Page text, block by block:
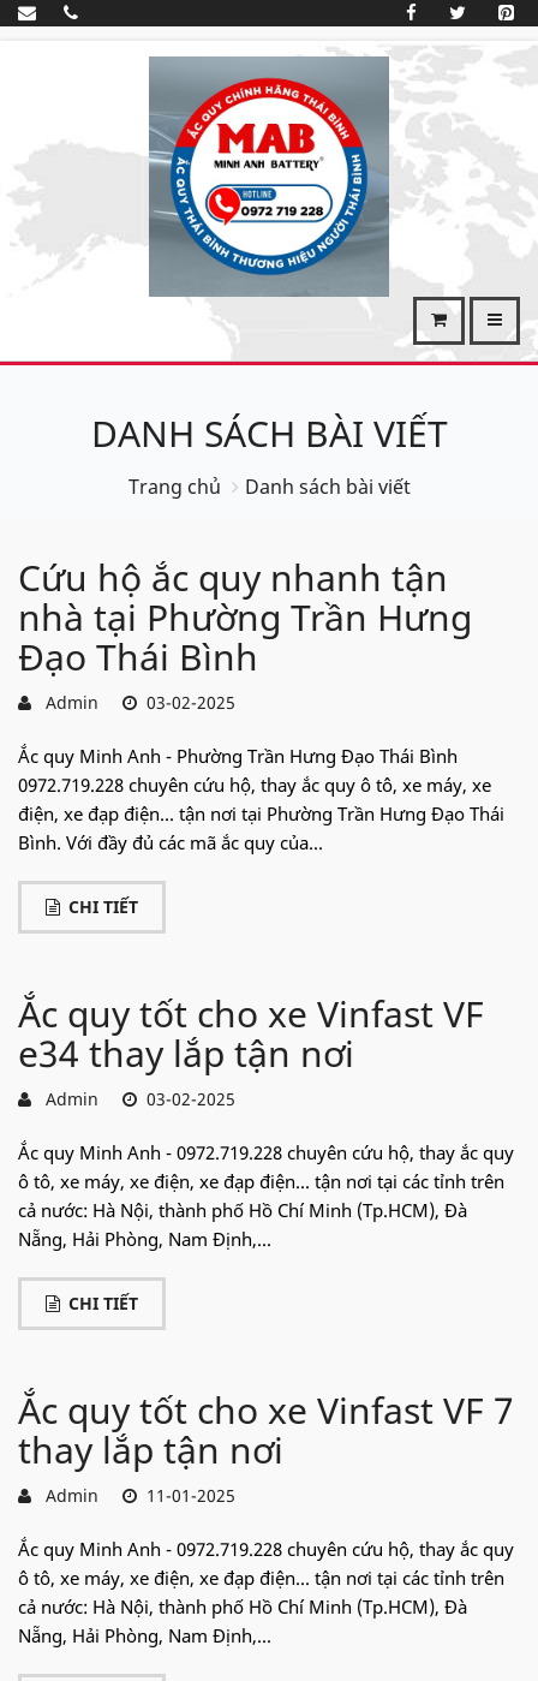
DANH SÁCH BÀI VIẾT
Trang chủ Danh sách bài viết
Cứu hộ ắc quy nhanh tận
nhà tại Phường Trần Hưng
Đạo Thái Bình
Admin 03-02-2025
Ắc quy Minh Anh - Phường Trần Hưng Đạo Thái Bình
0972.719.228 chuyên cứu hộ, thay ắc quy ô tô, xe máy, xe
điện, xe đạp điện... tận nơi tại Phường Trần Hưng Đạo Thái
Bình. Với đầy đủ các mã ắc quy của...
CHI TIẾT
Ắc quy tốt cho xe Vinfast VF
e34 thay lắp tận nơi
Admin 03-02-2025
Ắc quy Minh Anh - 0972.719.228 chuyên cứu hộ, thay ắc quy
ô tô, xe máy, xe điện, xe đạp điện... tận nơi tại các tỉnh trên
cả nước: Hà Nội, thành phố Hồ Chí Minh (Tp.HCM), Đà
Nẵng, Hải Phòng, Nam Định,...
CHI TIẾT
Ắc quy tốt cho xe Vinfast VF 7
thay lắp tận nơi
Admin 11-01-2025
Ắc quy Minh Anh - 0972.719.228 chuyên cứu hộ, thay ắc quy
ô tô, xe máy, xe điện, xe đạp điện... tận nơi tại các tỉnh trên
cả nước: Hà Nội, thành phố Hồ Chí Minh (Tp.HCM), Đà
Nẵng, Hải Phòng, Nam Định,...